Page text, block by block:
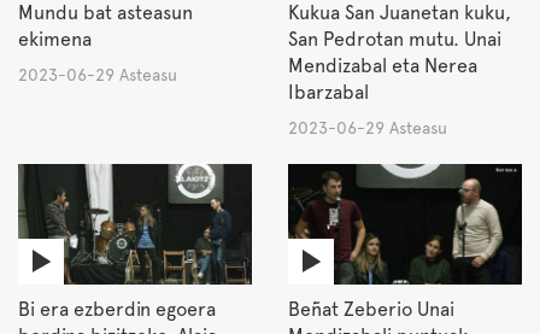
Mundu bat asteasun
ekimena
2023-06-29 Asteasu
Kukua San Juanetan kuku,
San Pedrotan mutu. Unai
Mendizabal eta Nerea
Ibarzabal
2023-06-29 Asteasu
Bi era ezberdin egoera
Beñat Zeberio Unai